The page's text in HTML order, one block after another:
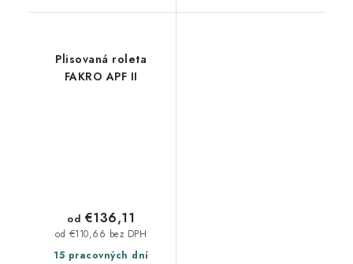
Plisovaná roleta
FAKRO APF II
15 pracovných dní
od €110,66 bez DPH
od €136,11